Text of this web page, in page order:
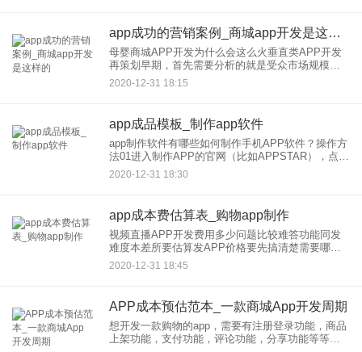
app成功的营销案例_商城app开发是这样的
母婴商城APP开发为什么会这么火垂直类APP开发
再策划早期，首先需要分析的就是受众市场规模以
及消费能力。母婴类人群庞大，消费能力巨大，因
此深受众多产品团队的青睐，也不足为奇。不过一
2020-12-31 18:15
app成品模板_制作app软件
app制作软件有哪些如何制作手机APP软件？操作方
法01进入制作APP的官网（比如APPSTAR），点击
登录，登录注册的账号。02进入主界面之后，点击
应用管理，马上制作APP。03进入APP模板的选择
2020-12-31 18:30
app成本费估算表_购物app制作
视频直播APP开发费用多少问题比较难答功能同发
难度本差所要估算发APP价格要先搞清楚需要哪些
功能功能列清楚比已APP看看每功能概要少本能估
算价格想做独二app推荐紫鲸互联看请采纳 app成本
2020-12-31 18:45
APP成本预估范本_一款商城App开发周期
想开发一款购物的app，需要有注册登录功能，商品
上架功能，支付功能，评论功能，分享功能等等